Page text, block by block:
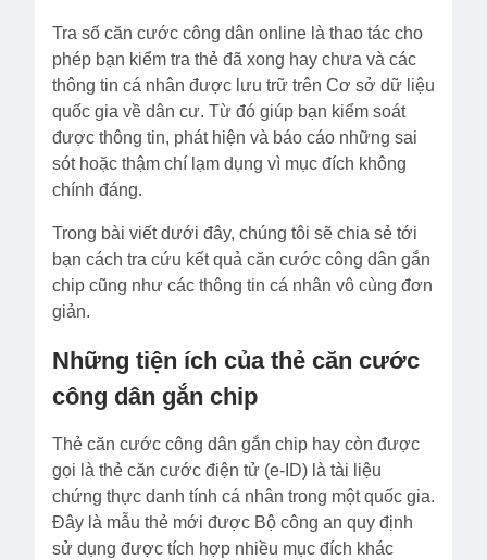
Tra số căn cước công dân online là thao tác cho
phép bạn kiểm tra thẻ đã xong hay chưa và các
thông tin cá nhân được lưu trữ trên Cơ sở dữ liệu
quốc gia về dân cư. Từ đó giúp bạn kiểm soát
được thông tin, phát hiện và báo cáo những sai
sót hoặc thậm chí lạm dụng vì mục đích không
chính đáng.
Trong bài viết dưới đây, chúng tôi sẽ chia sẻ tới
bạn cách tra cứu kết quả căn cước công dân gắn
chip cũng như các thông tin cá nhân vô cùng đơn
giản.
Những tiện ích của thẻ căn cước
công dân gắn chip
Thẻ căn cước công dân gắn chip hay còn được
gọi là thẻ căn cước điện tử (e-ID) là tài liệu
chứng thực danh tính cá nhân trong một quốc gia.
Đây là mẫu thẻ mới được Bộ công an quy định
sử dụng được tích hợp nhiều mục đích khác